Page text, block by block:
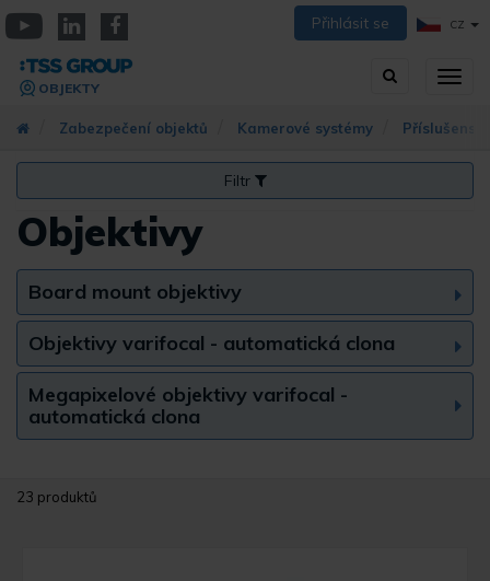
Přejít
k
hlavnímu
obsahu
Přihlásit se CZ
Vyhledávání
OBJEKTY
Zabezpečení objektů Kamerové systémy
Filtr
Objektivy
Board mount objektivy
Objektivy varifocal - automatická clona
Megapixelové objektivy varifocal -
automatická clona
23 produktů